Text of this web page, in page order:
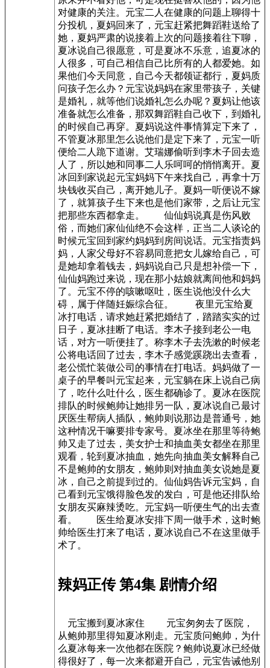
对健康的关注。元宝二人在健康的问题上聊得十
分投机，夏妈回来了，元宝赶紧把舞蹈鞋送给了
她，夏妈严肃的说接着上次的问题接着往下聊，
夏冰说自己很愿意，可是夏冰不乐意，追夏冰的
人很多，可自己相信自己比所有的人都爱她。如
果他们今天同意，自己今天都领证都行，夏妈质
问孩子怎么办？元宝说妈妈在家里带孩子，关键
是婚礼，就等他们说婚礼怎么办呢？夏妈让他该
准备就怎么准备，那双舞蹈鞋自己收下，到婚礼
的时候自己再穿。夏妈说这件事情算定下来了，
不管夏冰那里怎么说他们是定下来了，元宝一听
便给二人跪下道谢。艾瑞娜偷听到李木子回去造
人了，所以她和同事二人乐呵呵的悄悄离开。夏
冰回到家说起元宝妈妈下午来找自己，再拿十万
块钱收买自己，离开她儿子。夏妈一听便说不嫁
了，就算孩子生下来也是他们家带，之后让元宝
把那些东西都拿走。 仙仙妈说真是伤风败
俗，而她们家仙仙绝不会这样，正当二人谈论的
时候元宝回到家约妈妈到房间说话。元宝指责妈
妈，人家父母好不容易同意把女儿嫁给自己，可
是她却拿着钱去，妈妈说自己只是想补偿一下，
仙仙妈跑过来说，现在那小姑娘就离间他和妈妈
了。元宝不停的咳嗽呕吐，医生说他没什么大
碍，属于伴随妊娠综合征。 夜里元宝给夏
冰打电话，请求她赶紧把婚结了，踏踏实实的过
日子，夏冰挂断了电话。李木子接到老公一电
话，对方一听便挂了。称李木子去洗漱的时候老
公将电话回了过去，李木子感觉蹊跷出去查看，
老公慌忙装做公司的事情在打电话。妈妈做了一
桌子的早餐叫元宝起来，元宝躺在床上说自己病
了，吃什么吐什么，医生都确诊了。夏冰在医院
排队的时候鲍帅让她排另一队，夏冰说自己最讨
厌医生帮病人插队，鲍帅则说那边是普通号，她
这种情况干嘛要排专家号。夏冰坐在那里等待鲍
帅又走了过去，美女护士和抽血美女都坐在那里
观看，轮到夏冰抽血，她先向抽血美女解释自己
不是鲍帅的女朋友，鲍帅则对抽血美女说她是夏
冰，自己之前提到过的。仙仙妈告诉元宝妈，自
己看到元宝饿得脸色发的发白，可是他还排队给
女朋友买麻辣烫吃。元宝妈一听便生气的出去查
看。 医生给夏冰安排下周一做手术，这时鲍
帅给医生打来了电话，夏冰说自己不在这里做手
术了。
辣妈正传 第4集 剧情介绍
元宝搬到夏冰家住 元宝匆匆去了医院，
从鲍帅那里得知夏冰刚走。元宝质问鲍帅，为什
么夏冰每来一次他都在医院？鲍帅说夏冰已经做
得很好了，每一次来都避开自己，元宝告诫他别